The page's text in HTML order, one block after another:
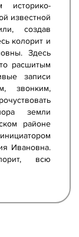
известной
создав
колорит и
Здесь
расшитым
записи
звонким,
земли
районе
Ивановна.
всю